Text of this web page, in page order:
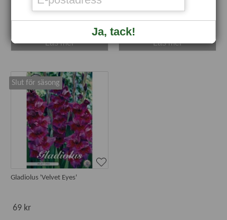
69 kr
Läs mer
79 kr
Läs mer
Slut för säsong
Gladiolus 'Velvet Eyes'
69 kr
Ja, tack!